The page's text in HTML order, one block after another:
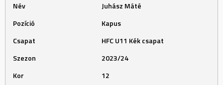
Név
Juhász Máté
Pozíció
Kapus
Csapat
HFC U11 Kék csapat
Szezon
2023/24
Kor
12